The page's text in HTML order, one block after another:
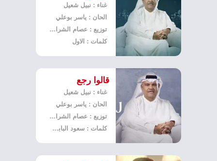
غناء : نبيل شعيل
الحان : ياسر بوعلي
توزيع : عصام الشرايطي
كلمات : الاول
قالوا رجع
غناء : نبيل شعيل
الحان : ياسر بوعلي
توزيع : عصام الشرايطي
كلمات : سعود البابطين